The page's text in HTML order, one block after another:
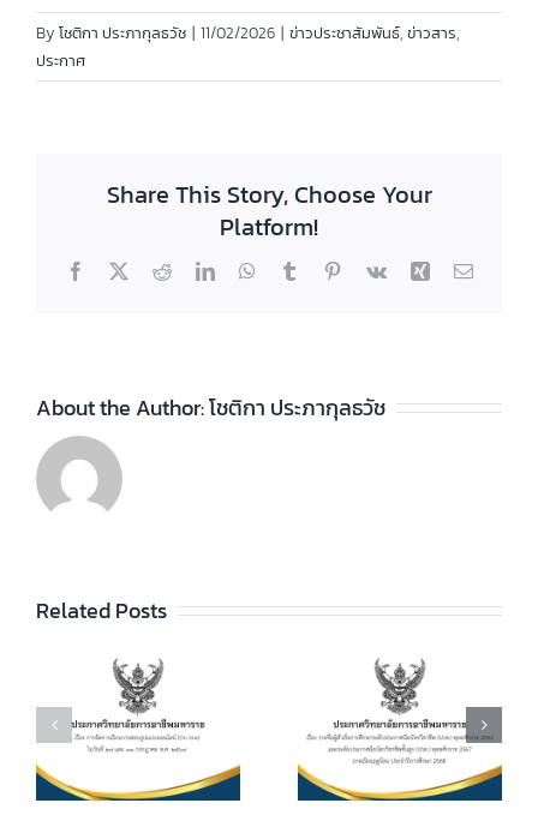
By โชติกา ประภากุลธวัช | 11/02/2026 | ข่าวประชาสัมพันธ์, ข่าวสาร,
ประกาศ
Share This Story, Choose Your
Platform!
Facebook
X RedditLinkedInWhatsApp
TumblrPinterest
Vk Xing Email
About the Author:โชติกา ประภากุลธวัช
Related Postsศึกษาระดับ
ประกาศนียบัตร
วิชาชีพ (ปวช.)
พุทธศักราช
2562 และระดับ
ประกาศนียบัตร
ประกาศวิทยา
กำหนดการ และ
อัตราการจัดเก็บ
ค่าบำรุงการ
ศึกษา ค่า
หน่วยกิตรายวิชา